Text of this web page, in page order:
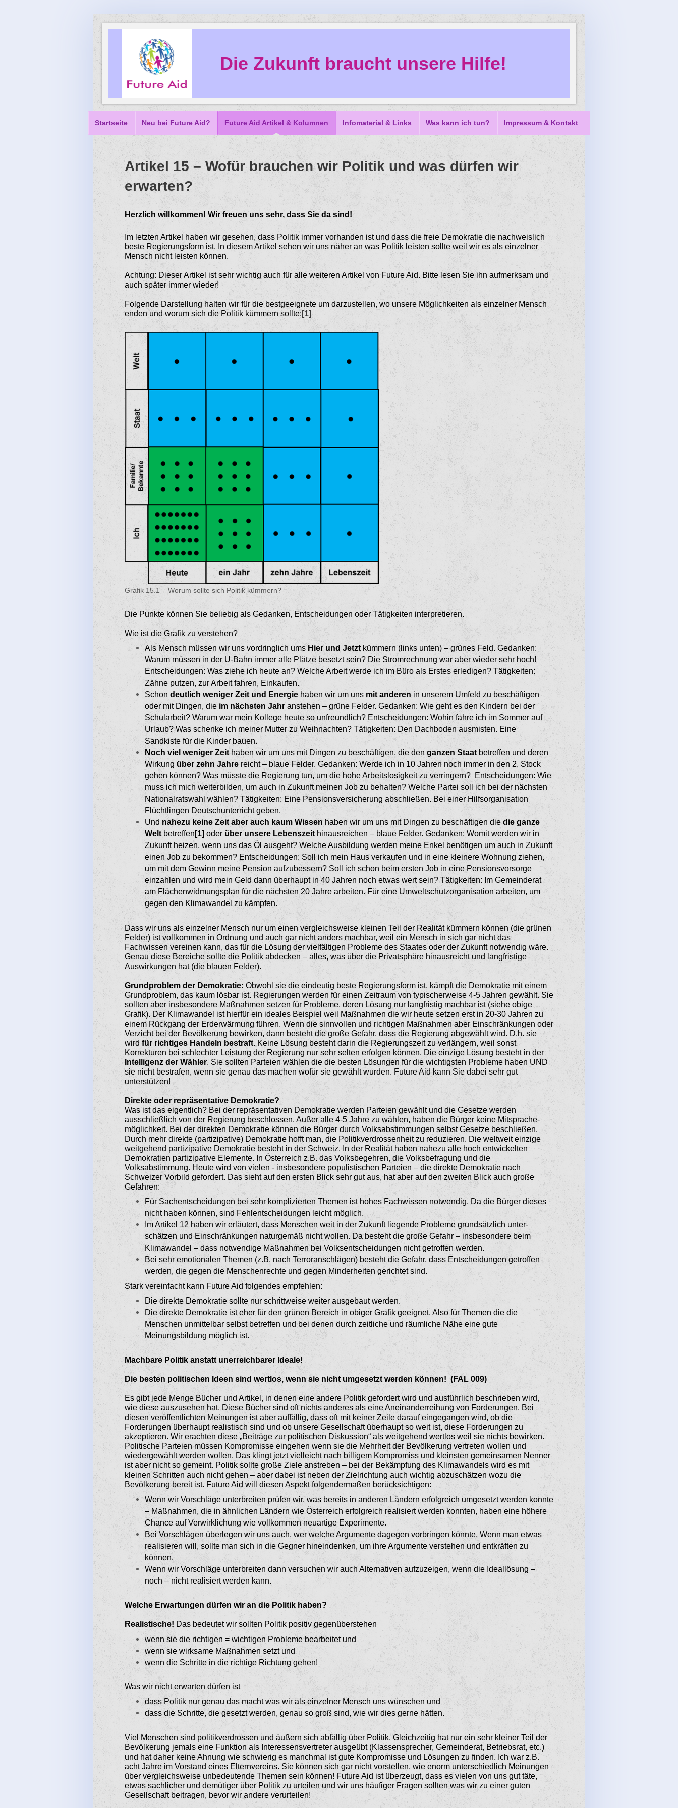
Die Zukunft braucht unsere Hilfe!
Startseite Neu bei Future Aid? Future Aid Artikel & Kolumnen Infomaterial & Links Was kann ich tun? Impressum & Kontakt
Artikel 15 – Wofür brauchen wir Politik und was dürfen wir
erwarten?
Herzlich willkommen! Wir freuen uns sehr, dass Sie da sind!
Im letzten Artikel haben wir gesehen, dass Politik immer vorhanden ist und dass die freie Demokratie die nach­weislich
beste Regierungsform ist. In diesem Artikel sehen wir uns näher an was Politik leisten sollte weil wir es als einzelner
Mensch nicht leisten können.
Achtung: Dieser Artikel ist sehr wichtig auch für alle weite­ren Artikel von Future Aid. Bitte lesen Sie ihn aufmerksam und
auch später immer wieder!
Folgende Darstellung halten wir für die bestgeeignete um darzustellen, wo unsere Möglichkeiten als einzelner Mensch
enden und worum sich die Politik kümmern sollte: [1]
Grafik 15.1 – Worum sollte sich Politik kümmern?
Die Punkte können Sie beliebig als Gedanken, Entschei­dungen oder Tätigkeiten interpretieren.
Wie ist die Grafik zu verstehen?
Als Mensch müssen wir uns vordringlich ums Hier und Jetztkümmern (links unten) – grünes Feld. Gedanken:
Warum müssen in der U-Bahn immer alle Plätze besetzt sein? Die Stromrechnung war aber wieder sehr hoch!
Entscheidungen: Was ziehe ich heute an? Wel­che Arbeit werde ich im Büro als Erstes erledigen? Tätigkeiten:
Zähne putzen, zur Arbeit fahren, Einkau­fen.
Schon deutlich weniger Zeit und Energie haben wir um uns mit anderen in unserem Umfeld zu beschäfti­gen
oder mit Dingen, die im nächsten Jahr anstehen – grüne Felder. Gedanken: Wie geht es den Kindern bei der
Schularbeit? Warum war mein Kollege heute so unfreundlich? Entscheidungen: Wohin fahre ich im Sommer auf
Urlaub? Was schenke ich meiner Mutter zu Weihnachten? Tätigkeiten: Den Dachboden aus­misten. Eine
Sandkiste für die Kinder bauen.
Noch viel weniger Zeit haben wir um uns mit Dingen zu beschäftigen, die den ganzen Staatbetreffen und deren
Wirkung über zehn Jahre reicht – blaue Felder. Gedanken: Werde ich in 10 Jahren noch immer in den 2. Stock
gehen können? Was müsste die Regierung tun, um die hohe Arbeitslosigkeit zu verringern? Ent­scheidungen: Wie
muss ich mich weiterbilden, um auch in Zukunft meinen Job zu behalten? Welche Partei soll ich bei der nächsten
Nationalratswahl wäh­len? Tätigkeiten: Eine Pensionsversicherung abschlie­ßen. Bei einer Hilfsorganisation
Flüchtlingen Deutsch­unterricht geben.
Und nahezu keine Zeit aber auch kaum Wissen haben wir um uns mit Dingen zu beschäftigen die die ganze
Weltbetreffen [1] oder über unsere Lebenszeithinausreichen – blaue Felder. Gedanken: Womit wer­den wir in
Zukunft heizen, wenn uns das Öl ausgeht? Welche Ausbildung werden meine Enkel benötigen um auch in Zukunft
einen Job zu bekommen? Entschei­dungen: Soll ich mein Haus verkaufen und in eine klei­nere Wohnung ziehen,
um mit dem Gewinn meine Pension aufzubessern? Soll ich schon beim ersten Job in eine Pensionsvorsorge
einzahlen und wird mein Geld dann überhaupt in 40 Jahren noch etwas wert sein? Tätigkeiten: Im Gemeinderat
am Flächenwid­mungsplan für die nächsten 20 Jahre arbeiten. Für eine Umweltschutzorganisation arbeiten, um
gegen den Klimawandel zu kämpfen.
Dass wir uns als einzelner Mensch nur um einen vergleichsweise kleinen Teil der Realität kümmern können (die grünen
Felder) ist vollkommen in Ordnung und auch gar nicht anders machbar, weil ein Mensch in sich gar nicht das
Fachwissen vereinen kann, das für die Lösung der vielfältigen Probleme des Staates oder der Zukunft notwendig wäre.
Genau diese Bereiche sollte die Politik abdecken – alles, was über die Privatsphäre hinausreicht und langfristige
Auswirkungen hat (die blauen Felder).
Grundproblem der Demokratie: Obwohl sie die eindeu­tig beste Regierungsform ist, kämpft die Demokratie mit einem
Grundproblem, das kaum lösbar ist. Regierungen werden für einen Zeitraum von typischerweise 4-5 Jahren gewählt. Sie
sollten aber insbesondere Maßnahmen set­zen für Probleme, deren Lösung nur langfristig machbar ist (siehe obige
Grafik). Der Klimawandel ist hierfür ein ideales Beispiel weil Maßnahmen die wir heute setzen erst in 20-30 Jahren zu
einem Rückgang der Erderwärmung führen. Wenn die sinnvollen und richtigen Maßnahmen aber Einschränkungen oder
Verzicht bei der Bevölkerung bewirken, dann besteht die große Gefahr, dass die Regie­rung abgewählt wird. D.h. sie
wird für richtiges Handeln bestraft. Keine Lösung besteht darin die Regierungszeit zu verlängern, weil sonst
Korrekturen bei schlechter Leis­tung der Regierung nur sehr selten erfolgen können. Die einzige Lösung besteht in der
Intelligenz der Wähler. Sie sollten Parteien wählen die die besten Lösungen für die wichtigsten Probleme haben UND
sie nicht bestrafen, wenn sie genau das machen wofür sie gewählt wurden. Future Aid kann Sie dabei sehr gut
unterstützen!
Direkte oder repräsentative Demokratie?
Was ist das eigentlich? Bei der repräsentativen Demokra­tie werden Parteien gewählt und die Gesetze werden
ausschließlich von der Regierung beschlossen. Außer alle 4-5 Jahre zu wählen, haben die Bürger keine Mitsprache­
möglichkeit. Bei der direkten Demokratie können die Bür­ger durch Volksabstimmungen selbst Gesetze beschlie­ßen.
Durch mehr direkte (partizipative) Demokratie hofft man, die Politikverdrossenheit zu reduzieren. Die weltweit einzige
weitgehend partizipative Demokratie besteht in der Schweiz. In der Realität haben nahezu alle hoch entwi­ckelten
Demokratien partizipative Elemente. In Österreich z.B. das Volksbegehren, die Volksbefragung und die
Volksabstimmung. Heute wird von vielen - insbesondere populistischen Parteien – die direkte Demokratie nach
Schweizer Vorbild gefordert. Das sieht auf den ersten Blick sehr gut aus, hat aber auf den zweiten Blick auch große
Gefahren:
Für Sachentscheidungen bei sehr komplizierten The­men ist hohes Fachwissen notwendig. Da die Bürger dieses
nicht haben können, sind Fehlentscheidungen leicht möglich.
Im Artikel 12 haben wir erläutert, dass Menschen weit in der Zukunft liegende Probleme grundsätzlich unter­
schätzen und Einschränkungen naturgemäß nicht wollen. Da besteht die große Gefahr – insbesondere beim
Klimawandel – dass notwendige Maßnahmen bei Volksentscheidungen nicht getroffen werden.
Bei sehr emotionalen Themen (z.B. nach Terroranschlä­gen) besteht die Gefahr, dass Entschei­dungen getroffen
werden, die gegen die Menschen­rechte und gegen Minderheiten gerichtet sind.
Stark vereinfacht kann Future Aid folgendes empfeh­len:
Die direkte Demokratie sollte nur schrittweise wei­ter ausgebaut werden.
Die direkte Demokratie ist eher für den grünen Bereich in obiger Grafik geeignet. Also für Themen die die
Menschen unmittelbar selbst betreffen und bei denen durch zeitliche und räumliche Nähe eine gute
Meinungsbildung möglich ist.
Machbare Politik anstatt unerreichbarer Ideale!
Die besten politischen Ideen sind wertlos, wenn sie nicht umgesetzt werden kön­nen! (FAL 009)
Es gibt jede Menge Bücher und Artikel, in denen eine andere Politik gefordert wird und ausführlich beschrie­ben wird,
wie diese auszusehen hat. Diese Bücher sind oft nichts anderes als eine Aneinanderreihung von Forderungen. Bei
diesen veröffentlichten Meinungen ist aber auffällig, dass oft mit keiner Zeile darauf ein­gegangen wird, ob die
Forderungen überhaupt realis­tisch sind und ob unsere Gesellschaft überhaupt so weit ist, diese Forderungen zu
akzeptieren. Wir erachten diese „Beiträge zur politischen Diskussion“ als weitgehend wertlos weil sie nichts bewirken.
Politi­sche Parteien müssen Kompromisse eingehen wenn sie die Mehrheit der Bevölkerung vertreten wollen und
wiedergewählt werden wollen. Das klingt jetzt vielleicht nach billigem Kompromiss und kleinsten gemeinsamen Nenner
ist aber nicht so gemeint. Politik sollte große Ziele anstreben – bei der Bekämpfung des Klimawan­dels wird es mit
kleinen Schritten auch nicht gehen – aber dabei ist neben der Zielrichtung auch wichtig abzuschätzen wozu die
Bevölkerung bereit ist. Future Aid will diesen Aspekt folgendermaßen berücksichti­gen:
Wenn wir Vorschläge unterbreiten prüfen wir, was bereits in anderen Ländern erfolgreich umgesetzt werden konnte
– Maßnahmen, die in ähnlichen Ländern wie Österreich erfolgreich realisiert wer­den konnten, haben eine höhere
Chance auf Ver­wirklichung wie vollkommen neuartige Experi­mente.
Bei Vorschlägen überlegen wir uns auch, wer wel­che Argumente dagegen vorbringen könnte. Wenn man etwas
realisieren will, sollte man sich in die Gegner hineindenken, um ihre Argumente verste­hen und entkräften zu
können.
Wenn wir Vorschläge unterbreiten dann versuchen wir auch Alternativen aufzuzeigen, wenn die Ideal­lösung –
noch – nicht realisiert werden kann.
Welche Erwartungen dürfen wir an die Politik haben?
Realistische! Das bedeutet wir sollten Politik positiv gegenüberstehen
wenn sie die richtigen = wichtigen Probleme bear­beitet und
wenn sie wirksame Maßnahmen setzt und
wenn die Schritte in die richtige Richtung gehen!
Was wir nicht erwarten dürfen ist
dass Politik nur genau das macht was wir als einzel­ner Mensch uns wünschen und
dass die Schritte, die gesetzt werden, genau so groß sind, wie wir dies gerne hätten.
Viel Menschen sind politikverdrossen und äußern sich abfällig über Politik. Gleichzeitig hat nur ein sehr klei­ner Teil der
Bevölkerung jemals eine Funktion als Interessensvertreter ausgeübt (Klassensprecher, Gemeinderat, Betriebsrat, etc.)
und hat daher keine Ahnung wie schwierig es manchmal ist gute Kompro­misse und Lösungen zu finden. Ich war z.B.
acht Jahre im Vorstand eines Elternvereins. Sie können sich gar nicht vorstellen, wie enorm unterschiedlich Meinungen
über vergleichsweise unbedeutende Themen sein können! Future Aid ist überzeugt, dass es vielen von uns gut täte,
etwas sachlicher und demütiger über Politik zu urteilen und wir uns häufiger Fragen sollten was wir zu einer guten
Gesellschaft beitragen, bevor wir andere verurteilen!